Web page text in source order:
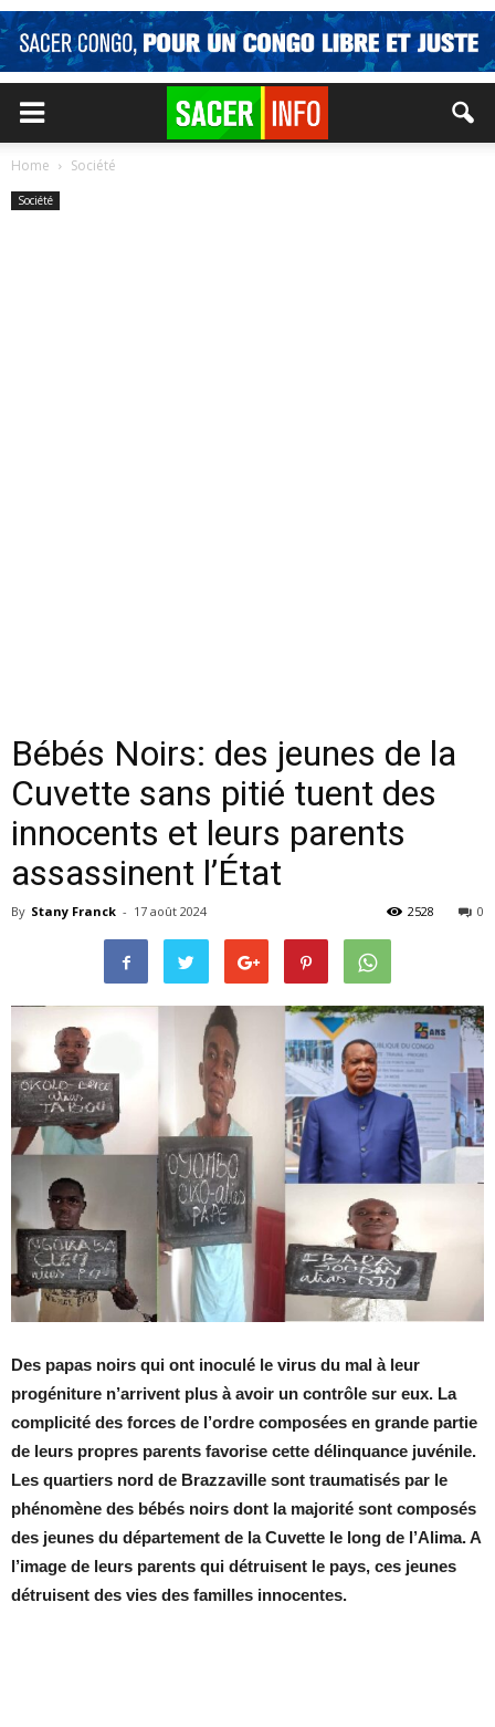
Home Société
Société
Bébés Noirs: des jeunes de la
Cuvette sans pitié tuent des
innocents et leurs parents
assassinent l’État
By Stany Franck - 17 août 2024 0
2528
Des papas noirs qui ont inoculé le virus du mal à leur
progéniture n’arrivent plus à avoir un contrôle sur eux. La
complicité des forces de l’ordre composées en grande partie
de leurs propres parents favorise cette délinquance juvénile.
Les quartiers nord de Brazzaville sont traumatisés par le
phénomène des bébés noirs dont la majorité sont composés
des jeunes du département de la Cuvette le long de l’Alima. A
l’image de leurs parents qui détruisent le pays, ces jeunes
détruisent des vies des familles innocentes.